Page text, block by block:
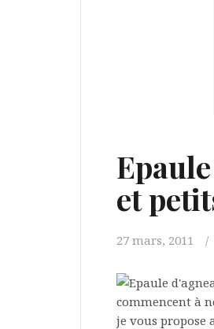
et
27 mars, 2011
commencent à
je vous propose